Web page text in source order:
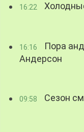
16:22
16:16
Пора
Андерсон
09:58 Сезон